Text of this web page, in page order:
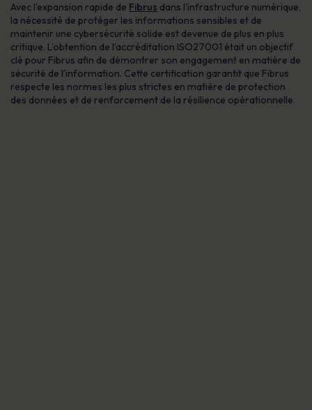
Avec l’expansion rapide de Fibrus dans l’infrastructure numérique,
la nécessité de protéger les informations sensibles et de
maintenir une cybersécurité solide est devenue de plus en plus
critique. L’obtention de l’accréditation ISO27001 était un objectif
clé pour Fibrus afin de démontrer son engagement en matière de
sécurité de l’information. Cette certification garantit que Fibrus
respecte les normes les plus strictes en matière de protection
des données et de renforcement de la résilience opérationnelle.